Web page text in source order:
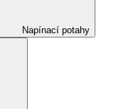
Napínací potahy